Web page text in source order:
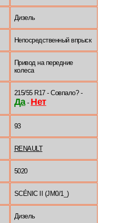
Дизель
Непосредственный впрыск
Привод на передние
колеса
215/55 R17 - Совпало? -
Да- Нет
93
RENAULT
5020
SCÉNIC II (JM0/1_)
Дизель